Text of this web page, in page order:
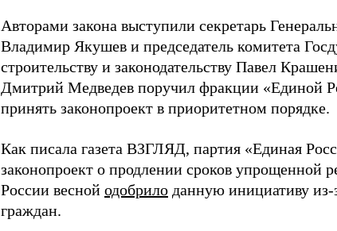
Авторами закона выступили секретарь
Владимир Якушев и председатель комитета
строительству и законодательству Павел
Дмитрий Медведев поручил фракции «Единой
принять законопроект в приоритетном порядке.
Как писала газета ВЗГЛЯД, партия «Единая
законопроект о продлении сроков упрощенной
России весной одобрило данную инициативу из-
граждан.